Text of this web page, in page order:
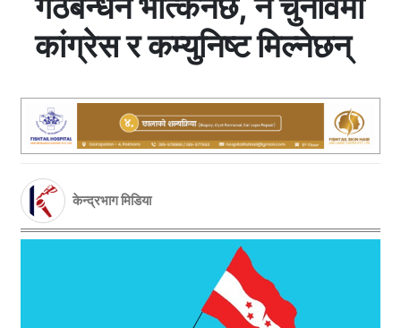
कांग्रेस र कम्युनिष्ट मिल्नेछन्
केन्द्रभाग मिडिया